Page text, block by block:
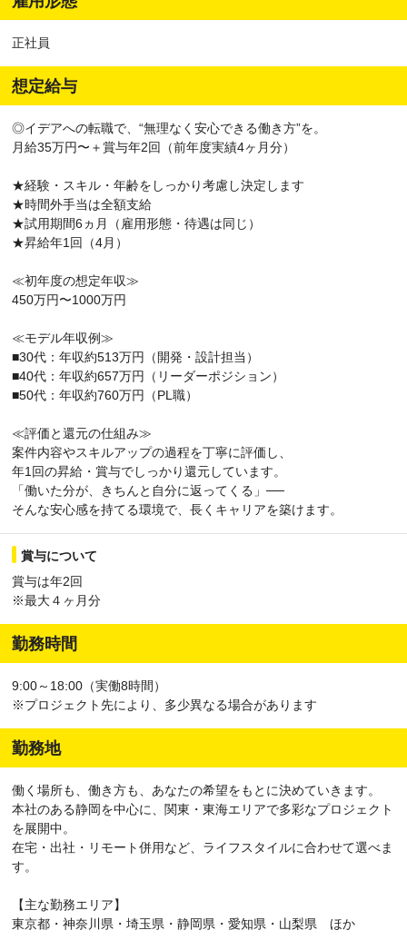
正社員
想定給与
◎イデアへの転職で、“無理なく安心できる働き方”を。
月給35万円〜＋賞与年2回（前年度実績4ヶ月分）
★経験・スキル・年齢をしっかり考慮し決定します
★時間外手当は全額支給
★試用期間6ヵ月（雇用形態・待遇は同じ）
★昇給年1回（4月）
≪初年度の想定年収≫
450万円〜1000万円
≪モデル年収例≫
■30代：年収約513万円（開発・設計担当）
■40代：年収約657万円（リーダーポジション）
■50代：年収約760万円（PL職）
≪評価と還元の仕組み≫
案件内容やスキルアップの過程を丁寧に評価し、
年1回の昇給・賞与でしっかり還元しています。
「働いた分が、きちんと自分に返ってくる」──
そんな安心感を持てる環境で、長くキャリアを築けます。
賞与について
賞与は年2回
※最大４ヶ月分
勤務時間
9:00～18:00（実働8時間）
※プロジェクト先により、多少異なる場合があります
勤務地
働く場所も、働き方も、あなたの希望をもとに決めていきます。
本社のある静岡を中心に、関東・東海エリアで多彩なプロジェクト
を展開中。
在宅・出社・リモート併用など、ライフスタイルに合わせて選べま
す。
【主な勤務エリア】
東京都・神奈川県・埼玉県・静岡県・愛知県・山梨県 ほか